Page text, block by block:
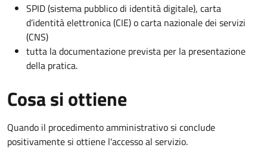
SPID (sistema pubblico di identità digitale), carta
d’identità elettronica (CIE) o carta nazionale dei servizi
(CNS)
tutta la documentazione prevista per la presentazione
della pratica.
Cosa si ottiene
Quando il procedimento amministrativo si conclude
positivamente si ottiene l'accesso al servizio.